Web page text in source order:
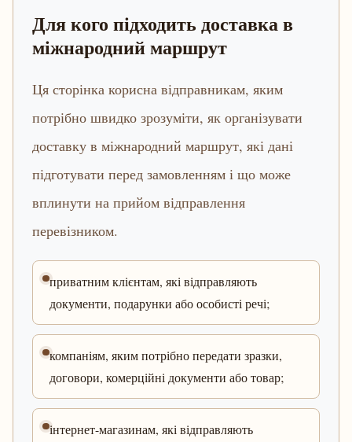
Для кого підходить доставка в
міжнародний маршрут
Ця сторінка корисна відправникам, яким
потрібно швидко зрозуміти, як організувати
доставку в міжнародний маршрут, які дані
підготувати перед замовленням і що може
вплинути на прийом відправлення
перевізником.
приватним клієнтам, які відправляють
документи, подарунки або особисті речі;
компаніям, яким потрібно передати зразки,
договори, комерційні документи або товар;
інтернет-магазинам, які відправляють